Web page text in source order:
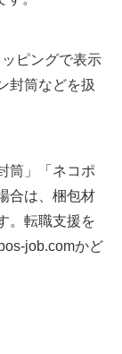
ピングで表示
封筒などを扱
筒」「ネコポ
合は、梱包材
。転職支援を
job.comかど